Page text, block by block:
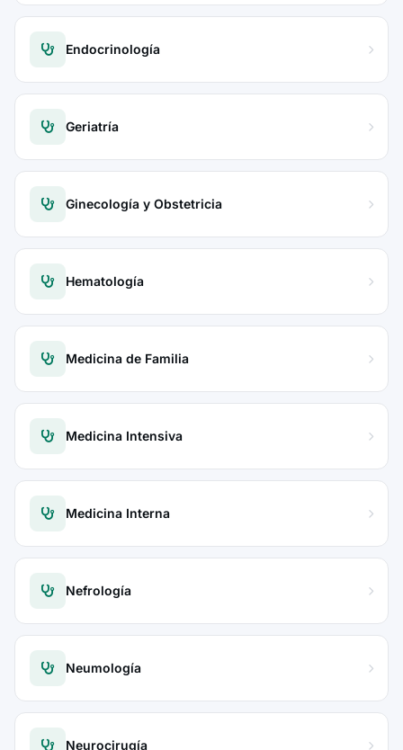
Endocrinología
Geriatría
Ginecología y Obstetricia
Hematología
Medicina de Familia
Medicina Intensiva
Medicina Interna
Nefrología
Neumología
Neurocirugía